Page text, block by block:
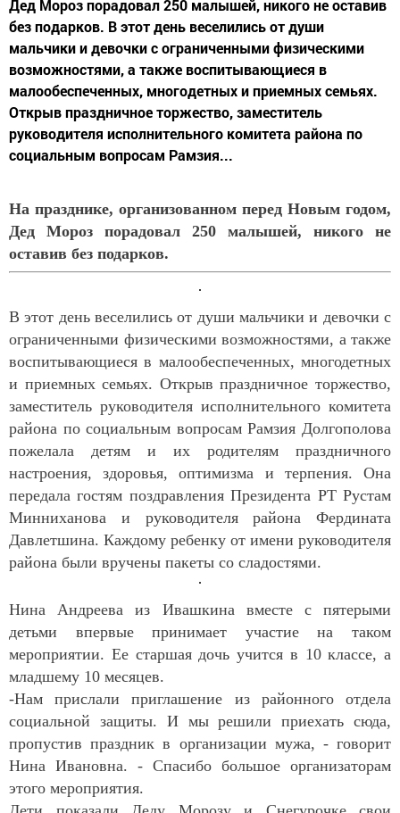
Дед Мороз порадовал 250 малышей, никого не оставив
без подарков. В этот день веселились от души
мальчики и девочки с ограниченными физическими
возможностями, а также воспитывающиеся в
малообеспеченных, многодетных и приемных семьях.
Открыв праздничное торжество, заместитель
руководителя исполнительного комитета района по
социальным вопросам Рамзия...
На празднике, организованном перед Новым годом,
Дед Мороз порадовал 250 малышей, никого не
оставив без подарков.
В этот день веселились от души мальчики и девочки с
ограниченными физическими возможностями, а также
воспитывающиеся в малообеспеченных, многодетных
и приемных семьях. Открыв праздничное торжество,
заместитель руководителя исполнительного комитета
района по социальным вопросам Рамзия Долгополова
пожелала детям и их родителям праздничного
настроения, здоровья, оптимизма и терпения. Она
передала гостям поздравления Президента РТ Рустам
Минниханова и руководителя района Фердината
Давлетшина. Каждому ребенку от имени руководителя
района были вручены пакеты со сладостями.
Нина Андреева из Ивашкина вместе с пятерыми
детьми впервые принимает участие на таком
мероприятии. Ее старшая дочь учится в 10 классе, а
младшему 10 месяцев.
-Нам прислали приглашение из районного отдела
социальной защиты. И мы решили приехать сюда,
пропустив праздник в организации мужа, - говорит
Нина Ивановна. - Спасибо большое организаторам
этого мероприятия.